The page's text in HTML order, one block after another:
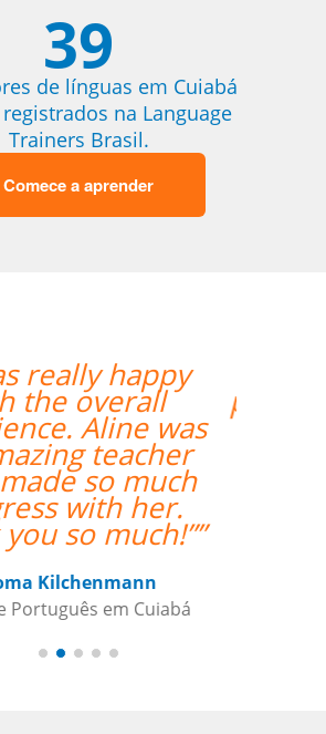
39
de línguas em Cuiabá
na Language
Trainers Brasil.
Comece a aprender
aprovamos o
Djalma com
louvor. ””
Hernandez Martin
Japonês em Juiz de Fora